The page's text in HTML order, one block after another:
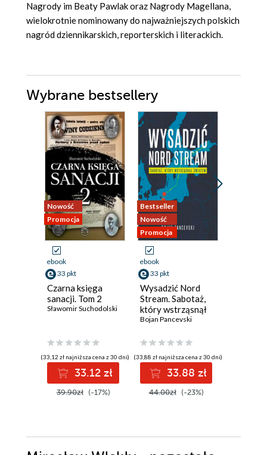
Nagrody im Beaty Pawlak oraz Nagrody Magellana,
wielokrotnie nominowany do najważniejszych polskich
nagród dziennikarskich, reporterskich i literackich.
Wybrane bestsellery
Nowość
Promocja
ebook
33 pkt
Czarna księga
sanacji. Tom 2
Sławomir Suchodolski
(33,12 zł najniższa cena z 30 dni)
33.12 zł
39.90zł (-17%)
Bestseller
Nowość
Promocja
ebook
33 pkt
Wysadzić Nord
Stream. Sabotaż,
który wstrząsnął
światem
Bojan Pancevski
(33,88 zł najniższa cena z 30 dni)
33.88 zł
44.00zł (-23%)